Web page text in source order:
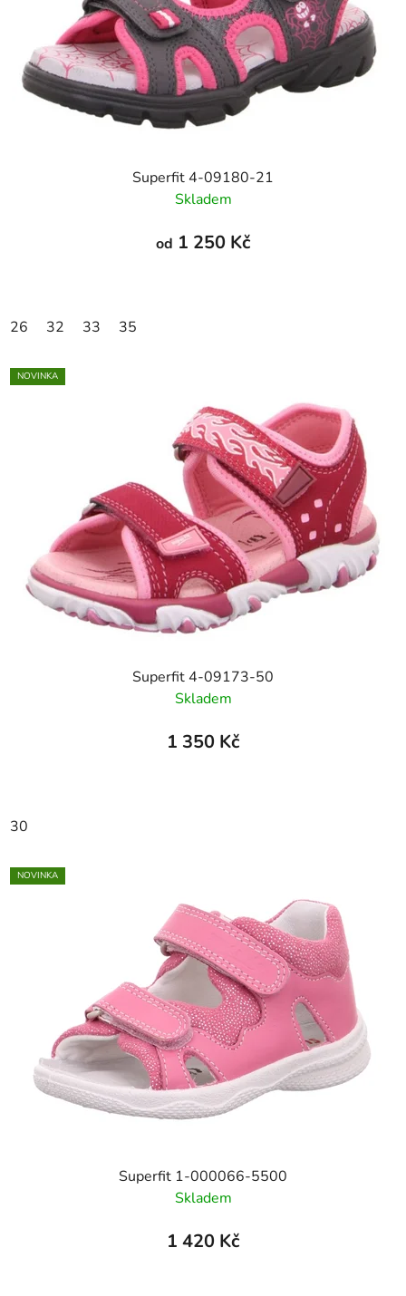
Superfit 4-09180-21
Skladem
od 1 250 Kč
26 32 33 35
NOVINKA
Superfit 4-09173-50
Skladem
1 350 Kč
30
NOVINKA
Superfit 1-000066-5500
Skladem
1 420 Kč